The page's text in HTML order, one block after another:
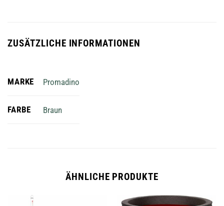
ZUSÄTZLICHE INFORMATIONEN
MARKE Promadino
FARBE Braun
ÄHNLICHE PRODUKTE